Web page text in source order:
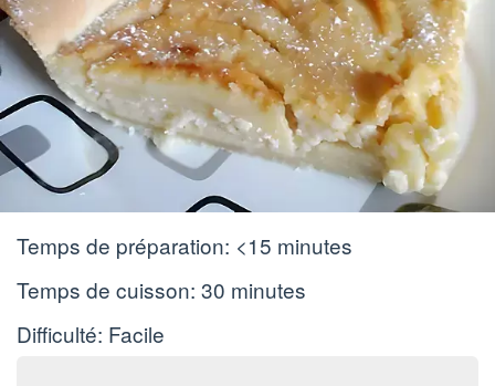
Temps de préparation: <15 minutes
Temps de cuisson: 30 minutes
Difficulté: Facile